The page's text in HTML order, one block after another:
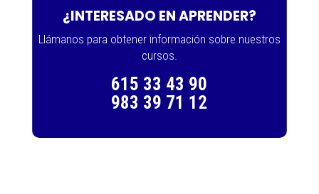
¿INTERESADO EN APRENDER?
Llámanos para obtener información sobre nuestros
cursos.
615 33 43 90
983 39 71 12